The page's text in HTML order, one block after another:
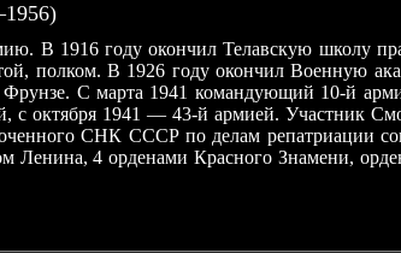
В 1916 году окончил Телавскую школу
полком. В 1926 году окончил Военную
С марта 1941 командующий 10-й
октября 1941 — 43-й армией. Участник
СНК СССР по делам репатриации
Ленина, 4 орденами Красного Знамени,